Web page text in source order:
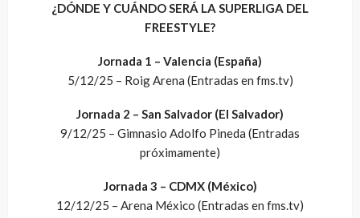
¿DÓNDE Y CUÁNDO SERÁ LA SUPERLIGA DEL
FREESTYLE?
Jornada 1 – Valencia (España)
5/12/25 – Roig Arena (Entradas en fms.tv)
Jornada 2 – San Salvador (El Salvador)
9/12/25 – Gimnasio Adolfo Pineda (Entradas
próximamente)
Jornada 3 – CDMX (México)
12/12/25 – Arena México (Entradas en fms.tv)